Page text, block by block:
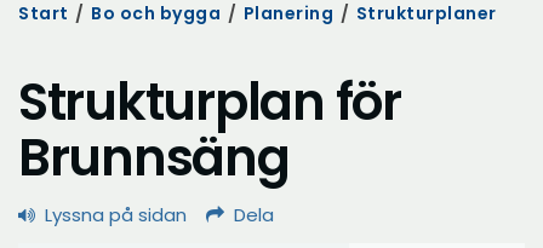
Start / Bo och bygga / Planering / Strukturplaner
Strukturplan för
Brunnsäng
Lyssna på sidan Dela